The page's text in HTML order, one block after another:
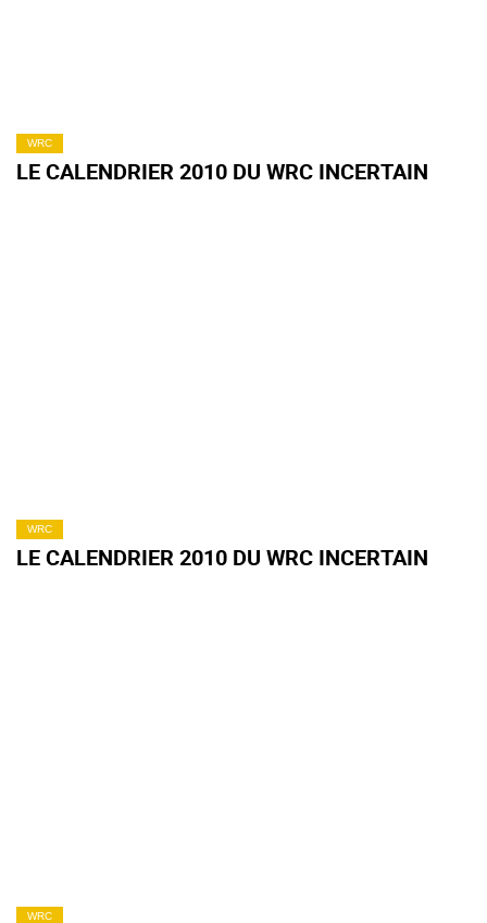
WRC
LE CALENDRIER 2010 DU WRC INCERTAIN
WRC
LE CALENDRIER 2010 DU WRC INCERTAIN
WRC